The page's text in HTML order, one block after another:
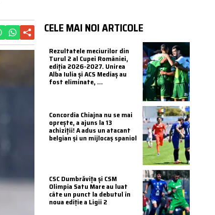
CELE MAI NOI ARTICOLE
Rezultatele meciurilor din
Turul 2 al Cupei României,
ediția 2026-2027. Unirea
Alba Iulia și ACS Mediaș au
fost eliminate, ...
Concordia Chiajna nu se mai
oprește, a ajuns la 13
achiziții! A adus un atacant
belgian și un mijlocaș spaniol
CSC Dumbrăvița și CSM
Olimpia Satu Mare au luat
câte un punct la debutul în
noua ediție a Ligii 2